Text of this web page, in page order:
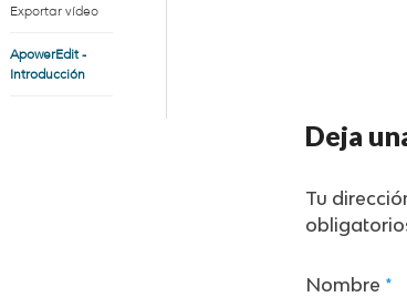
Exportar vídeo
ApowerEdit -
Introducción
Deja
Tu
Nombre *